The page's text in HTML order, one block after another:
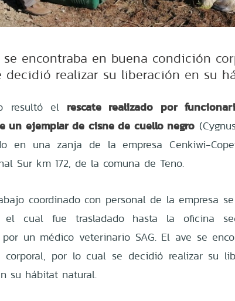
se encontraba en buena condición
decidió realizar su liberación en su
resultó el rescate realizado por
un ejemplar de cisne de cuello negro
en una zanja de la empresa Cenkiwi-
Sur km 172, de la comuna de Teno.
coordinado con personal de la empresa
el cual fue trasladado hasta la oficina
por un médico veterinario SAG. El ave se
corporal, por lo cual se decidió realizar su
su hábitat natural.